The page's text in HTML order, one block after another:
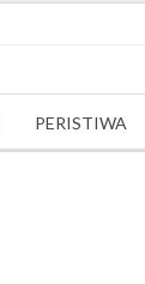
PERISTIWA